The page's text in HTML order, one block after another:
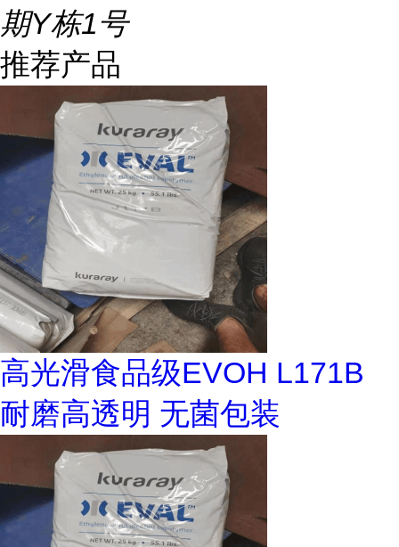
期Y栋1号
推荐产品
高光滑食品级EVOH L171B
耐磨高透明 无菌包装